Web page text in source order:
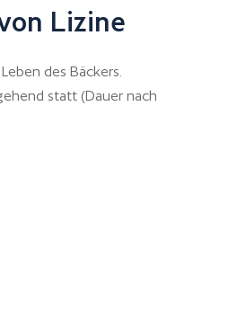
Lizine
des Bäckers.
statt (Dauer nach